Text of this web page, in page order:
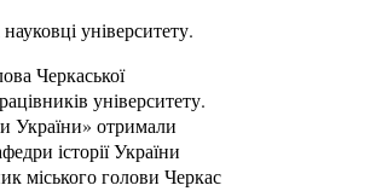
університету.
Черкаської
університету.
України» отримали
історії України
міського голови Черкас